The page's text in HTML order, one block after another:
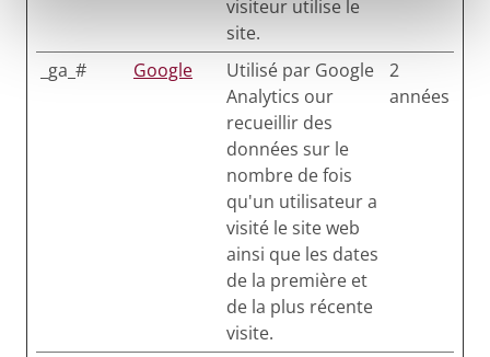
visiteur utilise le
site.
_ga_# Google
Utilisé par Google
Analytics our
recueillir des
données sur le
nombre de fois
qu'un utilisateur a
visité le site web
ainsi que les dates
de la première et
de la plus récente
visite.
2
années